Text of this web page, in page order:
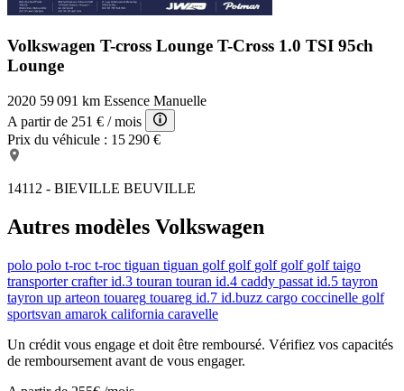
Boite à gants éclairée et réfrigérable
Vitres avant électriques
Essuie-glace arrière
Siège conducteur réglable en hauteur
Volkswagen T-cross Lounge T-Cross 1.0 TSI 95ch
Lounge
2020 59 091 km Essence Manuelle
A partir de 251 € / mois
Prix du véhicule : 15 290 €
14112 - BIEVILLE BEUVILLE
Autres modèles Volkswagen
polo polo t-roc t-roc tiguan tiguan golf golf golf golf golf taigo
transporter crafter id.3 touran touran id.4 caddy passat id.5 tayron
tayron up arteon touareg touareg id.7 id.buzz cargo coccinelle golf
sportsvan amarok california caravelle
Un crédit vous engage et doit être remboursé. Vérifiez vos capacités
de remboursement avant de vous engager.